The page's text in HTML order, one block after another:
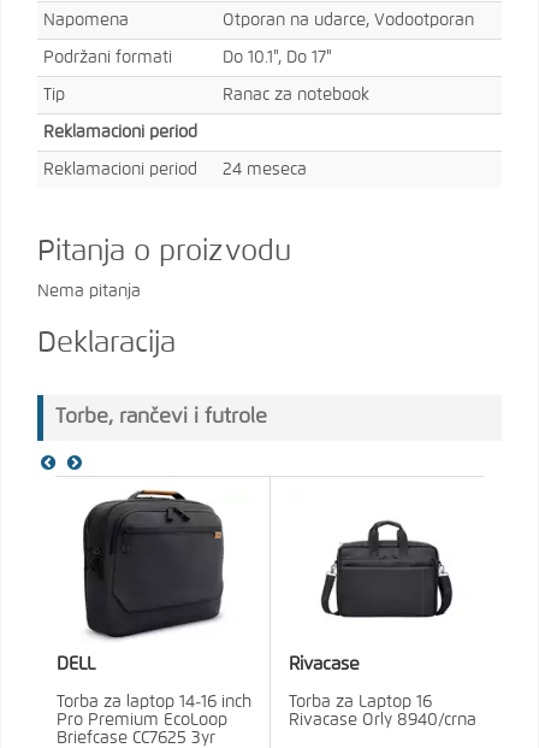
Napomena Otporan na udarce, Vodootporan
Podržani formati Do 10.1", Do 17"
Tip Ranac za notebook
Reklamacioni period
Reklamacioni period 24 meseca
Pitanja o proizvodu
Nema pitanja
Deklaracija
Torbe, rančevi i futrole
DELL
Torba za laptop 14-16 inch
Pro Premium EcoLoop
Briefcase CC7625 3yr
Rivacase
Torba za Laptop 16
Rivacase Orly 8940/crna